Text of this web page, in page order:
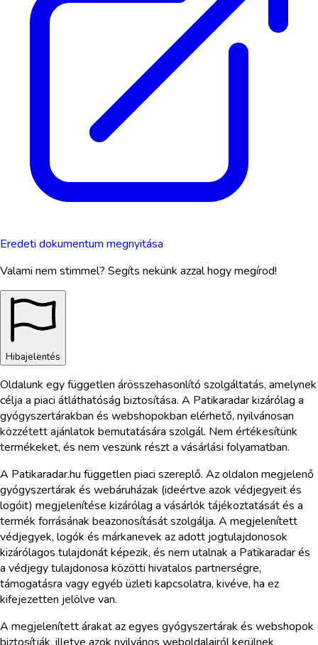
Eredeti dokumentum megnyitása
Valami nem stimmel? Segíts nekünk azzal hogy megírod!
Hibajelentés
Oldalunk egy független árösszehasonlító szolgáltatás, amelynek
célja a piaci átláthatóság biztosítása. A Patikaradar kizárólag a
gyógyszertárakban és webshopokban elérhető, nyilvánosan
közzétett ajánlatok bemutatására szolgál. Nem értékesítünk
termékeket, és nem veszünk részt a vásárlási folyamatban.
A Patikaradar.hu független piaci szereplő. Az oldalon megjelenő
gyógyszertárak és webáruházak (ideértve azok védjegyeit és
logóit) megjelenítése kizárólag a vásárlók tájékoztatását és a
termék forrásának beazonosítását szolgálja. A megjelenített
védjegyek, logók és márkanevek az adott jogtulajdonosok
kizárólagos tulajdonát képezik, és nem utalnak a Patikaradar és
a védjegy tulajdonosa közötti hivatalos partnerségre,
támogatásra vagy egyéb üzleti kapcsolatra, kivéve, ha ez
kifejezetten jelölve van.
A megjelenített árakat az egyes gyógyszertárak és webshopok